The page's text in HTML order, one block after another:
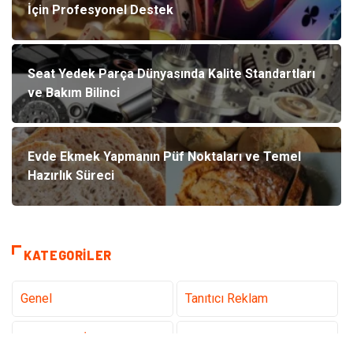
İçin Profesyonel Destek
Seat Yedek Parça Dünyasında Kalite Standartları
ve Bakım Bilinci
Evde Ekmek Yapmanın Püf Noktaları ve Temel
Hazırlık Süreci
KATEGORILER
Genel Tanıtıcı Reklam